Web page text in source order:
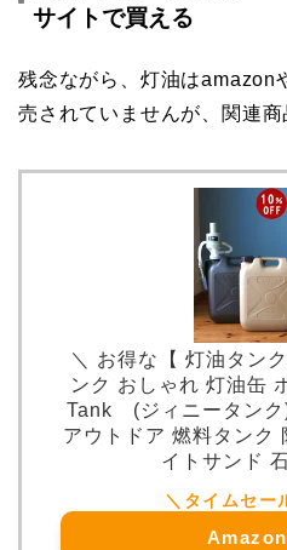
サイトで買える
残念ながら、灯油はamazon
売されていませんが、関連商
＼ お得な【 灯油タン
ンク おしゃれ 灯油缶
Tank (ジィニータンク
アウトドア 燃料タンク
イトサンド